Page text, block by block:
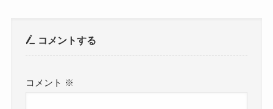
コメントする
コメント ※